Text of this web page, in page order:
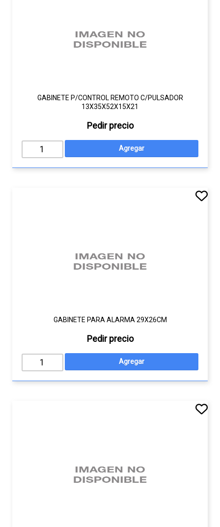
GABINETE P/CONTROL REMOTO C/PULSADOR
13X35X52X15X21
Pedir precio
GABINETE PARA ALARMA 29X26CM
Pedir precio